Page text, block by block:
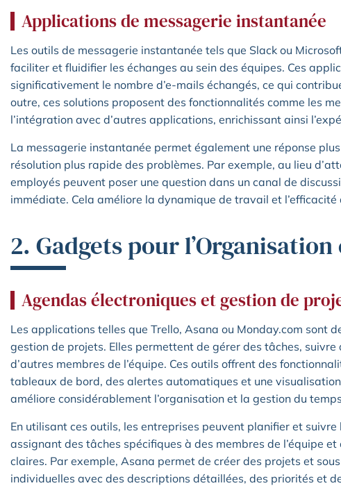
Applications de messagerie instantanée
Les outils de messagerie instantanée tels que Slack ou
faciliter et fluidifier les échanges au sein des équipes. Ces
significativement le nombre d’e-mails échangés, ce qui
outre, ces solutions proposent des fonctionnalités comme les
l’intégration avec d’autres applications, enrichissant ainsi
La messagerie instantanée permet également une réponse
résolution plus rapide des problèmes. Par exemple, au lieu
employés peuvent poser une question dans un canal de
immédiate. Cela améliore la dynamique de travail et l’efficacité
2. Gadgets pour
Agendas électroniques et gestion de
Les applications telles que Trello, Asana ou Monday.com sont
gestion de projets. Elles permettent de gérer des tâches,
d’autres membres de l’équipe. Ces outils offrent des
tableaux de bord, des alertes automatiques et une
améliore considérablement l’organisation et la gestion du
En utilisant ces outils, les entreprises peuvent planifier et
assignant des tâches spécifiques à des membres de l’équipe
claires. Par exemple, Asana permet de créer des projets et
individuelles avec des descriptions détaillées, des priorités et